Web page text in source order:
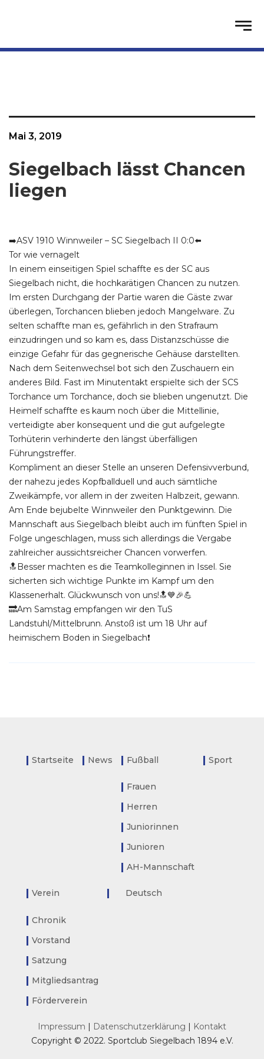
Mai 3, 2019
Siegelbach lässt Chancen
liegen
➡️ASV 1910 Winnweiler – SC Siegelbach II 0:0⬅️
Tor wie vernagelt
In einem einseitigen Spiel schaffte es der SC aus
Siegelbach nicht, die hochkarätigen Chancen zu nutzen.
Im ersten Durchgang der Partie waren die Gäste zwar
überlegen, Torchancen blieben jedoch Mangelware. Zu
selten schaffte man es, gefährlich in den Strafraum
einzudringen und so kam es, dass Distanzschüsse die
einzige Gefahr für das gegnerische Gehäuse darstellten.
Nach dem Seitenwechsel bot sich den Zuschauern ein
anderes Bild. Fast im Minutentakt erspielte sich der SCS
Torchance um Torchance, doch sie blieben ungenutzt. Die
Heimelf schaffte es kaum noch über die Mittellinie,
verteidigte aber konsequent und die gut aufgelegte
Torhüterin verhinderte den längst überfälligen
Führungstreffer.
Kompliment an dieser Stelle an unseren Defensivverbund,
der nahezu jedes Kopfballduell und auch sämtliche
Zweikämpfe, vor allem in der zweiten Halbzeit, gewann.
Am Ende bejubelte Winnweiler den Punktgewinn. Die
Mannschaft aus Siegelbach bleibt auch im fünften Spiel in
Folge ungeschlagen, muss sich allerdings die Vergabe
zahlreicher aussichtsreicher Chancen vorwerfen.
🔝Besser machten es die Teamkolleginnen in Issel. Sie
sicherten sich wichtige Punkte im Kampf um den
Klassenerhalt. Glückwunsch von uns!🔝💙🎉💪
🔜Am Samstag empfangen wir den TuS
Landstuhl/Mittelbrunn. Anstoß ist um 18 Uhr auf
heimischem Boden in Siegelbach❗
Startseite News Fußball
Frauen
Herren
Juniorinnen
Junioren
AH-Mannschaft
Sport
Verein
Chronik
Vorstand
Satzung
Mitgliedsantrag
Förderverein
Deutsch
Impressum | Datenschutzerklärung | Kontakt
Copyright © 2022. Sportclub Siegelbach 1894 e.V.